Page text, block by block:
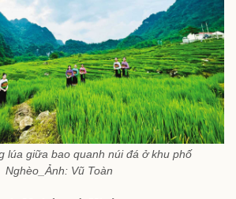
lúa giữa bao quanh núi đá ở khu phố
Nghèo_Ảnh: Vũ Toàn